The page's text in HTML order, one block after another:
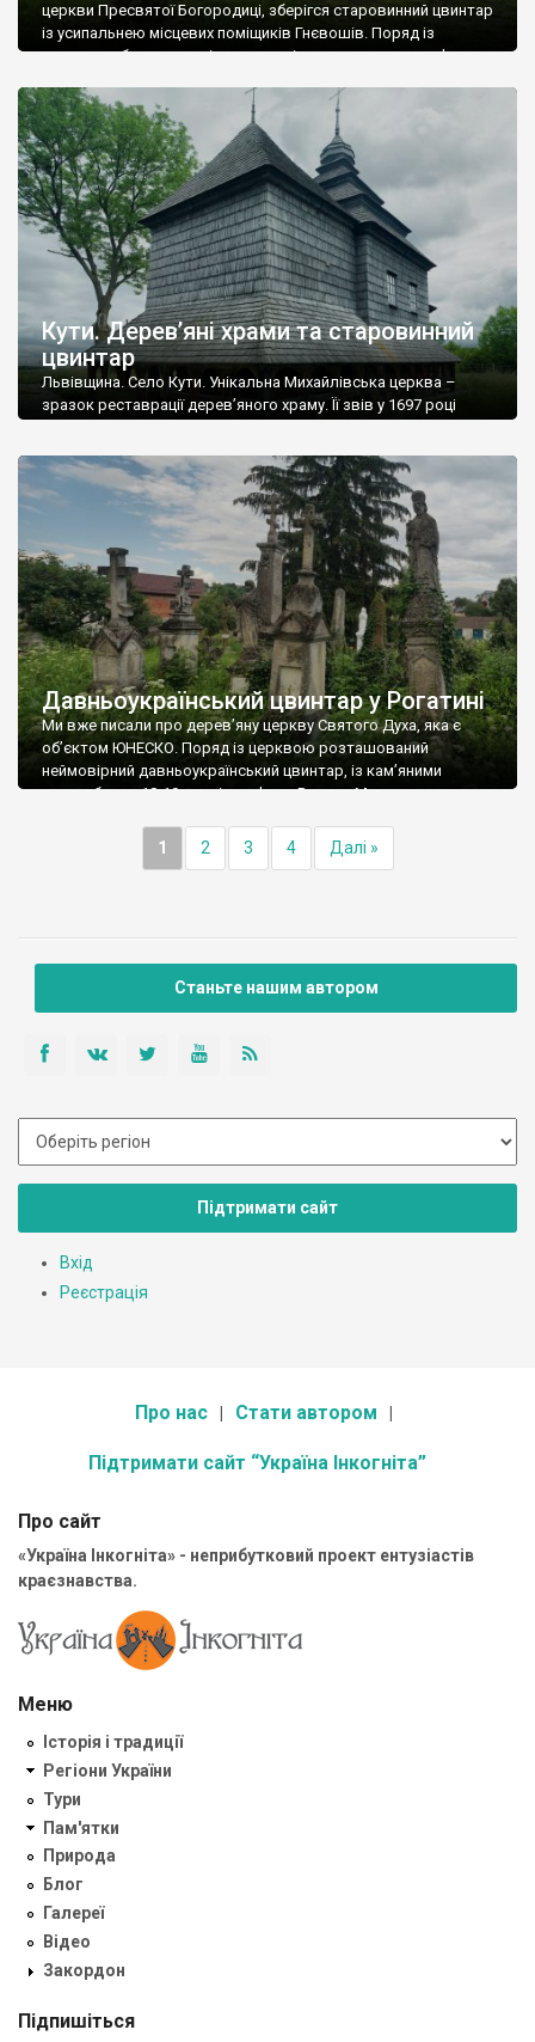
церкви Пресвятої Богородиці, зберігся старовинний цвинтар
із усипальнею місцевих поміщиків Гнєвошів. Поряд із
церквою збереглося кілька хрестів козацького типу. Фото
Кути. Дерев’яні храми та старовинний
цвинтар
Львівщина. Село Кути. Унікальна Михайлівська церква –
зразок реставрації дерев’яного храму. Її звів у 1697 році
НБУ за підтримки Бориса Возницького. На “Аукціоні надій”
були зібрані 220 тисяч грн., які і врятували дерев’яний
шедевр. У Кутах є ще […]
Давньоукраїнський цвинтар у Рогатині
Ми вже писали про дерев’яну церкву Святого Духа, яка є
об’єктом ЮНЕСКО. Поряд із церквою розташований
неймовірний давньоукраїнський цвинтар, із кам’яними
надгробками 18-19 століття. Фото Романа Маленкова.
1 2 3 4 Далі »
Станьте нашим автором
Підтримати сайт
Вхід
Реєстрація
Про нас Стати автором
Підтримати сайт “Україна Інкогніта”
Про сайт
«Україна Інкогніта» - неприбутковий проект ентузіастів
краєзнавства.
Меню
Історія і традиції
Регіони України
Тури
Пам'ятки
Природа
Блог
Галереї
Відео
Закордон
Підпишіться